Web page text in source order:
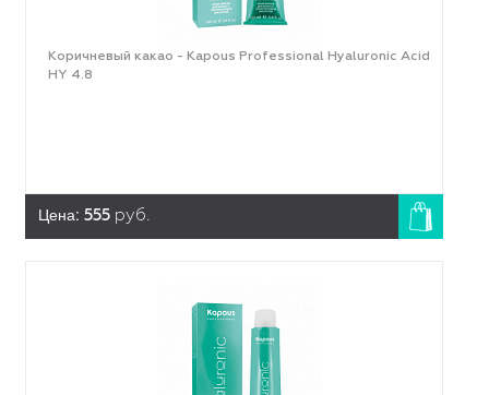
Коричневый какао - Kapous Professional Hyaluronic Acid
HY 4.8
Цена: 555 руб.